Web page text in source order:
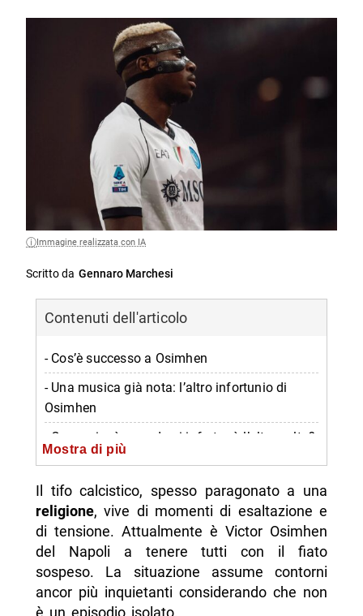
Immagine realizzata con IA
Scritto da Gennaro Marchesi
Contenuti dell'articolo
- Cos’è successo a Osimhen
- Una musica già nota: l’altro infortunio di
Osimhen
- Come giocò quando si infortunò l’altra volta?
- Speranze sulla ripresa del giocatore
-- Scopri di più da Napolike.it
Mostra di più
Il tifo calcistico, spesso paragonato a una
religione, vive di momenti di esaltazione e
di tensione. Attualmente è Victor Osimhen
del Napoli a tenere tutti con il fiato
sospeso. La situazione assume contorni
ancor più inquietanti considerando che non